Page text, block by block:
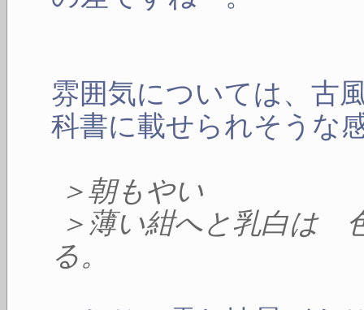
雰囲気については、古
科書に載せられそうな
＞朝もやい
＞薄い紺へと乳白は
る。